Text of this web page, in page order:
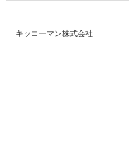
キッコーマン株式会社